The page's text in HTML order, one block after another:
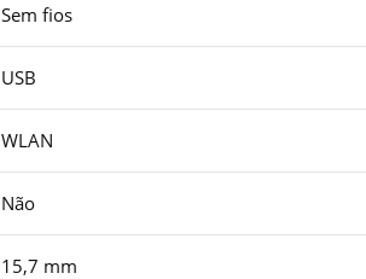
Sem fios
USB
WLAN
Não
15,7 mm